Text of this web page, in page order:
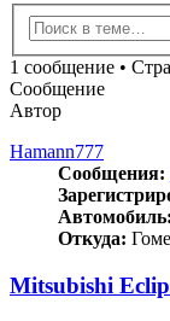
1 сообщение •
Сообщение
Автор
Hamann777
Сообщения:
Автомобиль:
Откуда:
Mitsubishi